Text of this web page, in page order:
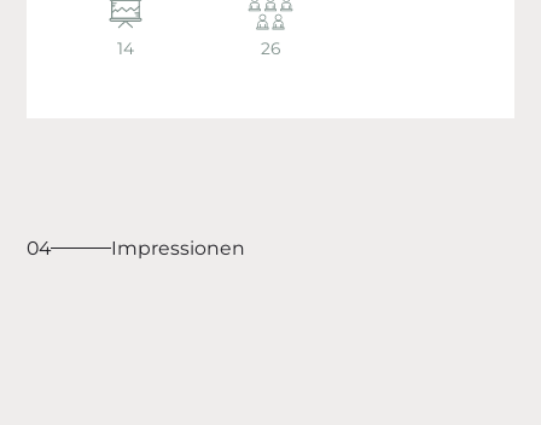
14 26
04 Impressionen